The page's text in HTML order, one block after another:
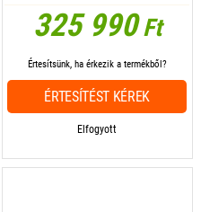
325 990Ft
Elfogyott
Értesítsünk, ha érkezik a termékből?
ÉRTESÍTÉST KÉREK